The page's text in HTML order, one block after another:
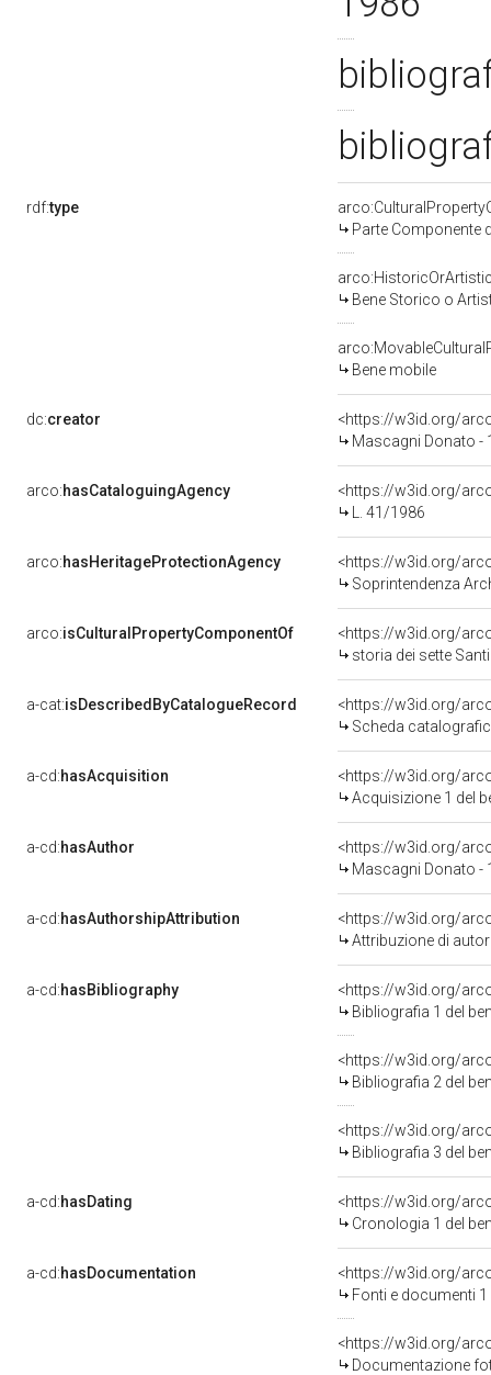
rdf:type
Parte Componente
Bene Storico o
Bene mobile
dc:creator
<https://w3id.org/
Mascagni Donato -
arco:hasCataloguingAgency
<https://w3id.org/
L. 41/1986
arco:hasHeritageProtectionAgency
<https://w3id.org/
Soprintendenza
arco:isCulturalPropertyComponentOf
<https://w3id.org/
storia dei sette Santi fondatori e della nascita
a-cat:isDescribedByCatalogueRecord
<https://w3id.org/
Scheda
a-cd:hasAcquisition
<https://w3id.org/
Acquisizione 1 del
a-cd:hasAuthor
<https://w3id.org/
Mascagni Donato -
a-cd:hasAuthorshipAttribution
<https://w3id.org/
Attribuzione di
a-cd:hasBibliography
<https://w3id.org/
Bibliografia 1 del
<https://w3id.org/
Bibliografia 2 del
<https://w3id.org/
Bibliografia 3 del
a-cd:hasDating
<https://w3id.org/
Cronologia 1 del
a-cd:hasDocumentation
<https://w3id.org/
Fonti e documenti
Documentazione